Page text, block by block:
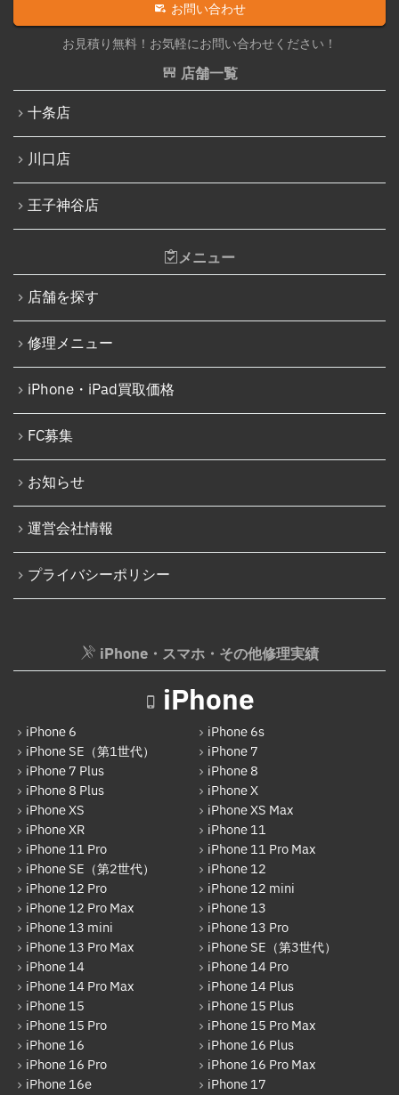
Nintendo Switch修理実績
Nintendo Switchその他部品修理
Nintendo Switchバッテリー交換
Nintendo Siwtch充電コネクタ修理
Nintendo Switchタッチパネル修理交換
Nintendo Switchゲームカードスロット修理
Nintendo Switch SDカードスロット修理
Nintendo Switch基板破損修理（軽度）
Nintendo Switch基板破損修理（重度）
iPod修理実績
iPodバッテリー交換
パソコン修理実績
パソコン液晶パネル交換修理
パソコンバッテリー交換
パソコンその他部品修理
AppleWatchフロントパネル交換修理
iPhone 13 Pro
iPhone 13 Pro Max
iPhone SE（第3世代）
iPhone 14
iPhone 14 Pro
iPhone 14 Pro Max
iPhone 15
iPhone 15 Pro
iPhone 16
iPhone 16 Plus
iPhone 16 Pro
iPhone 16 Pro Max
iPhone 16e
iPhone 17
Google Pixel
Xperia
Galaxy
OPPO
HUAWEI
arrows
Xiaomi
Motolora
その他Android
iPad
iPad Pro 12.9インチ（第6世代）
iPad Air（第1世代）
iPad mini（第2世代）
お問い合わせ
お見積り無料！お気軽にお問い合わせください！
店舗一覧
十条店
川口店
王子神谷店
メニュー
店舗を探す
修理メニュー
iPhone・iPad買取価格
FC募集
お知らせ
運営会社情報
プライバシーポリシー
iPhone・スマホ・その他修理実績
iPhone
iPhone 6
iPhone 6s
iPhone SE（第1世代）
iPhone 7
iPhone 7 Plus
iPhone 8
iPhone 8 Plus
iPhone X
iPhone XS
iPhone XS Max
iPhone XR
iPhone 11
iPhone 11 Pro
iPhone 11 Pro Max
iPhone SE（第2世代）
iPhone 12
iPhone 12 Pro
iPhone 12 mini
iPhone 12 Pro Max
iPhone 13
iPhone 13 mini
iPhone 13 Pro
iPhone 13 Pro Max
iPhone SE（第3世代）
iPhone 14
iPhone 14 Pro
iPhone 14 Pro Max
iPhone 14 Plus
iPhone 15
iPhone 15 Plus
iPhone 15 Pro
iPhone 15 Pro Max
iPhone 16
iPhone 16 Plus
iPhone 16 Pro
iPhone 16 Pro Max
iPhone 16e
iPhone 17